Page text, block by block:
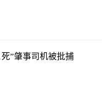
”肇事司机被批捕